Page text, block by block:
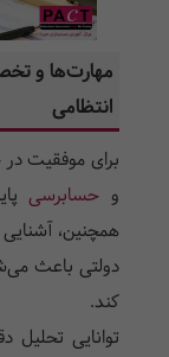
مهارت‌ها و
انتظامی
برای موفقیت
و حسابرسی
همچنین، آشنایی
دولتی باعث
کند.
توانایی تحلیل